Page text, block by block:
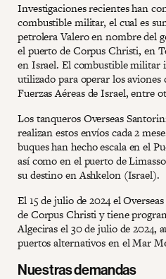
Investigaciones recientes han
combustible militar, el cual es
petrolera Valero en nombre del
el puerto de Corpus Christi, en
en Israel. El combustible militar
utilizado para operar los aviones
Fuerzas Aéreas de Israel, entre
Los tanqueros Overseas
realizan estos envíos cada 2
buques han hecho escala en el
así como en el puerto de
su destino en Ashkelon (Israel).
El 15 de julio de 2024 el
de Corpus Christi y tiene
Algeciras el 30 de julio de 2024,
puertos alternativos en el Mar
Nuestras demandas